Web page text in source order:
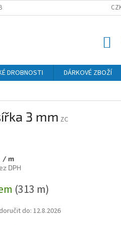
A DOPRAVA PODMÍNKY
DROBNOSTI DÁRKOVÉ ZBOŽÍ
3 mm ZC
/ m
DPH
(313 m)
do: 12.8.2026